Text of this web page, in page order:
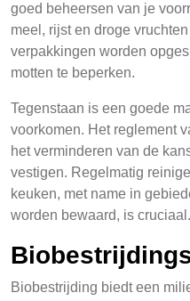
goed beheersen van je
meel, rijst en droge
verpakkingen worden
motten te beperken.
Tegenstaan is een goede
voorkomen. Het reglement
het verminderen van de
vestigen. Regelmatig
keuken, met name in
worden bewaard, is cruciaal.
Biobestrijding biedt een